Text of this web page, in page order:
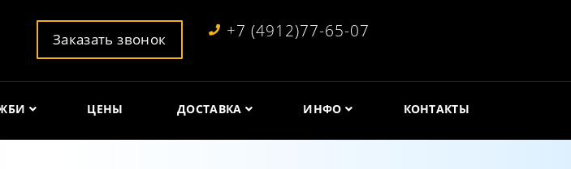
Заказать звонок +7 (4912)77-65-07
ЦЕНЫ ДОСТАВКА ИНФО КОНТАКТЫ